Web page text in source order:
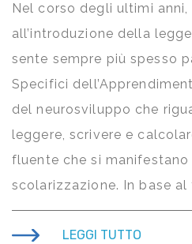
Nel corso degli ultimi anni,
all’introduzione della
sente sempre più spesso
Specifici
del neurosviluppo che
leggere, scrivere e
fluente che si manifestano
scolarizzazione. In base al
LEGGI TUTTO